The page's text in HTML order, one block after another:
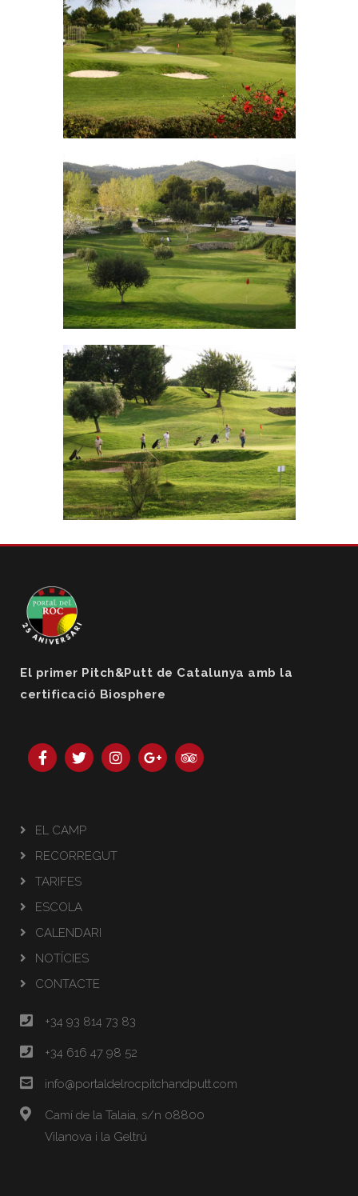
El primer Pitch&Putt de Catalunya amb la
certificació Biosphere
EL CAMP
RECORREGUT
TARIFES
ESCOLA
CALENDARI
NOTÍCIES
CONTACTE
+34 93 814 73 83
+34 616 47 98 52
info@portaldelrocpitchandputt.com
Camí de la Talaia, s/n 08800
Vilanova i la Geltrú